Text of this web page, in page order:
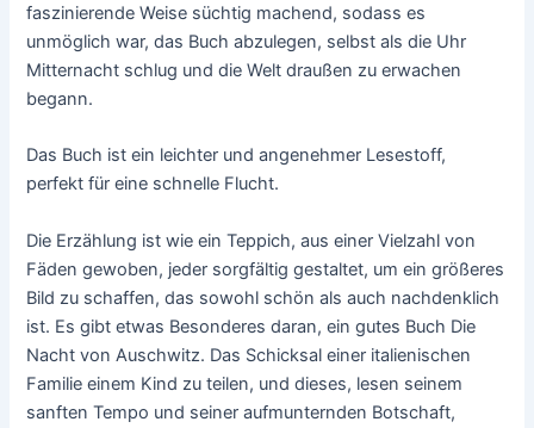
faszinierende Weise süchtig machend, sodass es
unmöglich war, das Buch abzulegen, selbst als die Uhr
Mitternacht schlug und die Welt draußen zu erwachen
begann.
Das Buch ist ein leichter und angenehmer Lesestoff,
perfekt für eine schnelle Flucht.
Die Erzählung ist wie ein Teppich, aus einer Vielzahl von
Fäden gewoben, jeder sorgfältig gestaltet, um ein größeres
Bild zu schaffen, das sowohl schön als auch nachdenklich
ist. Es gibt etwas Besonderes daran, ein gutes Buch Die
Nacht von Auschwitz. Das Schicksal einer italienischen
Familie einem Kind zu teilen, und dieses, lesen seinem
sanften Tempo und seiner aufmunternden Botschaft,